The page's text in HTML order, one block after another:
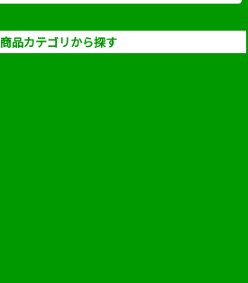
商品カテゴリから探す